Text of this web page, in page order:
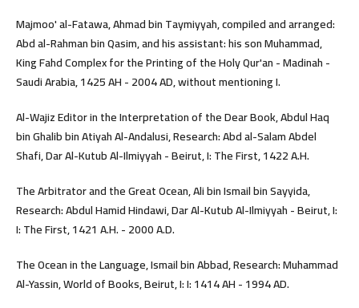
Majmoo' al-Fatawa, Ahmad bin Taymiyyah, compiled and arranged:
Abd al-Rahman bin Qasim, and his assistant: his son Muhammad,
King Fahd Complex for the Printing of the Holy Qur'an - Madinah -
Saudi Arabia, 1425 AH - 2004 AD, without mentioning I.
Al-Wajiz Editor in the Interpretation of the Dear Book, Abdul Haq
bin Ghalib bin Atiyah Al-Andalusi, Research: Abd al-Salam Abdel
Shafi, Dar Al-Kutub Al-Ilmiyyah - Beirut, I: The First, 1422 A.H.
The Arbitrator and the Great Ocean, Ali bin Ismail bin Sayyida,
Research: Abdul Hamid Hindawi, Dar Al-Kutub Al-Ilmiyyah - Beirut, I:
I: The First, 1421 A.H. - 2000 A.D.
The Ocean in the Language, Ismail bin Abbad, Research: Muhammad
Al-Yassin, World of Books, Beirut, I: I: 1414 AH - 1994 AD.